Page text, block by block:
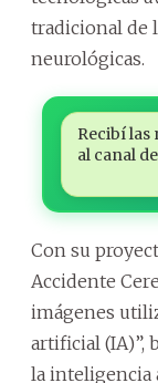
tradicional de
neurológicas.
Recibí las
al canal
Con su
Accidente
imágenes
artificial (IA)”,
la inteligencia